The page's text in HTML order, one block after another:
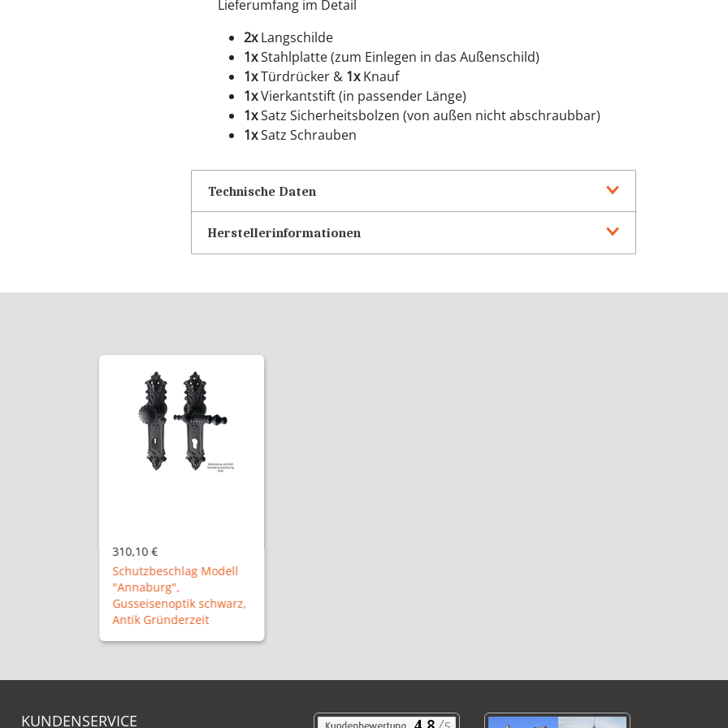
Lieferumfang im Detail
2xLangschilde
1xStahlplatte (zum Einlegen in das Außenschild)
1xTürdrücker & 1xKnauf
1xVierkantstift (in passender Länge)
1xSatz Sicherheitsbolzen (von außen nicht abschraubbar)
1xSatz Schrauben
Technische Daten
Herstellerinformationen
310,10 €
Schutzbeschlag Modell
"Annaburg",
Gusseisenoptik schwarz,
Antik Gründerzeit
KUNDENSERVICE